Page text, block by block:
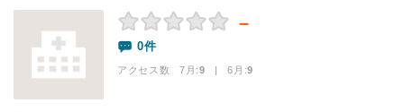
－
0件
アクセス数 7月:9 | 6月:9